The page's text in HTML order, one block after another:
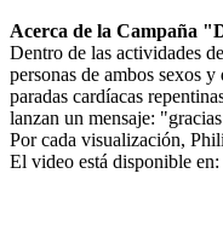
Acerca de la Campaña
Dentro de las actividades
personas de ambos sexos
paradas cardíacas
lanzan un mensaje:
Por cada visualización,
El video está disponible en: